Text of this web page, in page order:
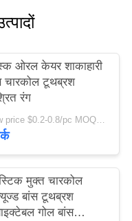
ओरल केयर शाकाहारी
चारकोल टूथब्रश
रंग
Exw price $0.2-0.8/pc MOQ:100 पीसी
मुक्त चारकोल
बांस टूथब्रश
गोल बांस